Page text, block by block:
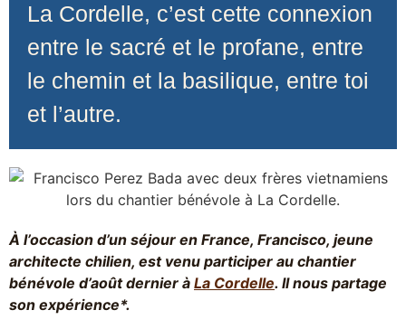
La Cordelle, c’est cette connexion
entre le sacré et le profane, entre
le chemin et la basilique, entre toi
et l’autre.
À l’occasion d’un séjour en France, Francisco, jeune
architecte chilien, est venu participer au chantier
bénévole d’août dernier à La Cordelle. Il nous partage
son expérience*.